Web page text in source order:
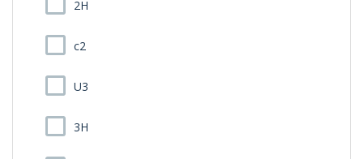
2H
c2
U3
3H